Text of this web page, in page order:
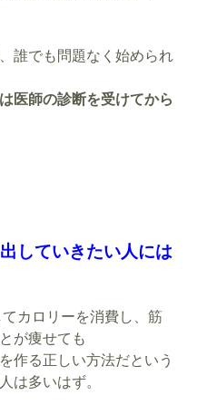
誰でも問題なく始められ
医師の診断を受けてから
していきたい人には
カロリーを消費し、筋
が痩せても
作る正しい方法だという
は多いはず。